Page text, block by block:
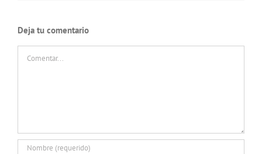
Deja tu comentario